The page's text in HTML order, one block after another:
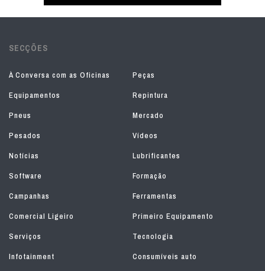
SECÇÕES
À Conversa com as Oficinas
Peças
Equipamentos
Repintura
Pneus
Mercado
Pesados
Vídeos
Notícias
Lubrificantes
Software
Formação
Campanhas
Ferramentas
Comercial Ligeiro
Primeiro Equipamento
Serviços
Tecnologia
Infotainment
Consumíveis auto